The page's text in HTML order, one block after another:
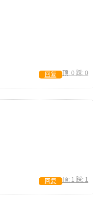
顶: 0 踩: 0
回复
顶: 1 踩: 1
回复